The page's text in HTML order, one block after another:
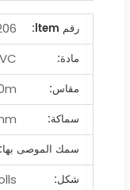
رقم ltem:
مادة:
مقاس:
سماكة:
سمك الموصى بها:
شكل: